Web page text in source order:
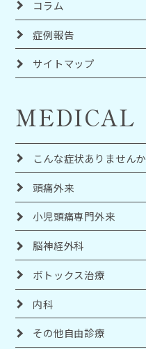
コラム
症例報告
サイトマップ
MEDICAL
こんな症状ありませんか
頭痛外来
小児頭痛専門外来
脳神経外科
ボトックス治療
内科
その他自由診療